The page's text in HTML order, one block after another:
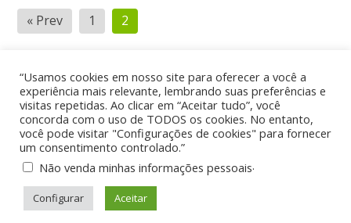
Navegação
por
posts
« Prev 1 2
Home Quem Somos
Contato
Política de Privacidade
Reciclagem e Meio Ambiente
Theme by
“Usamos cookies em nosso site para oferecer a você a
experiência mais relevante, lembrando suas preferências e
visitas repetidas. Ao clicar em “Aceitar tudo”, você
concorda com o uso de TODOS os cookies. No entanto,
você pode visitar "Configurações de cookies" para fornecer
um consentimento controlado.”
Não venda minhas informações pessoais.
Configurar Aceitar